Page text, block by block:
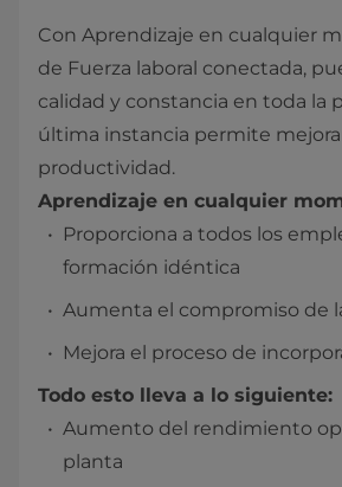
Con Aprendizaje en cualquier
de Fuerza laboral conectada,
calidad y constancia en toda la
última instancia permite
productividad.
Aprendizaje en cualquier
Proporciona a todos los
formación idéntica
Aumenta el compromiso de
Mejora el proceso de
Todo esto lleva a lo siguiente:
Aumento del rendimiento
planta